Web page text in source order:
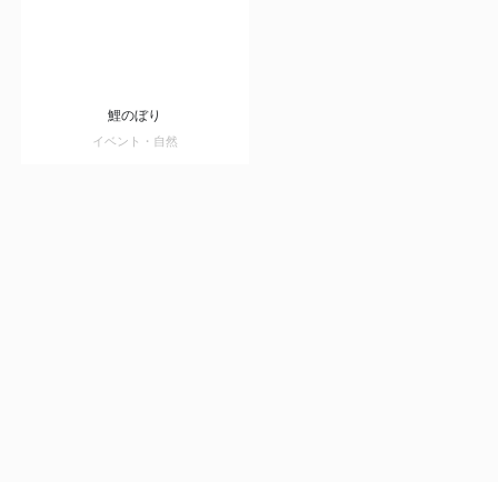
鯉のぼり
イベント・自然